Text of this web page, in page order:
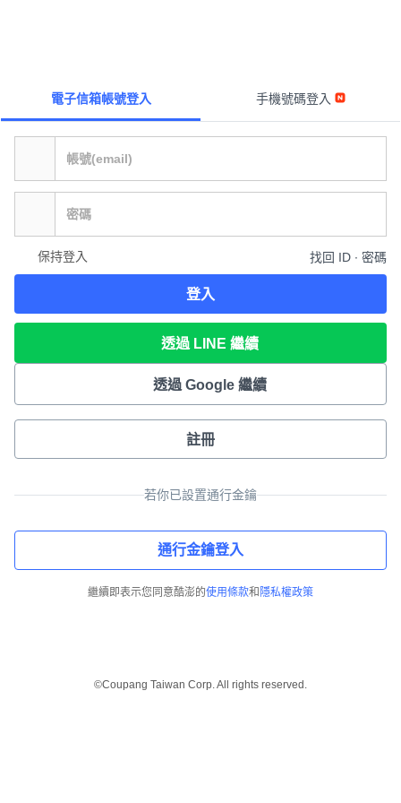
電子信箱帳號登入 手機號碼登入
保持登入 找回 ID ∙ 密碼
登入
透過 LINE 繼續
透過 Google 繼續
註冊
若你已設置通行金鑰
通行金鑰登入
繼續即表示您同意酷澎的使用條款和 隱私權政策
©Coupang Taiwan Corp. All rights reserved.